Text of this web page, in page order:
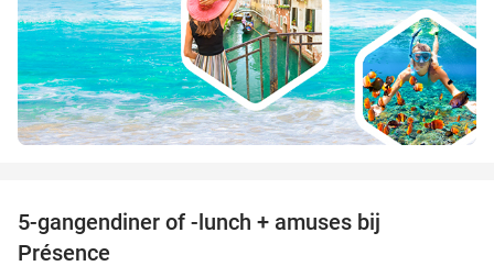
5-gangendiner of -lunch + amuses bij
Présence